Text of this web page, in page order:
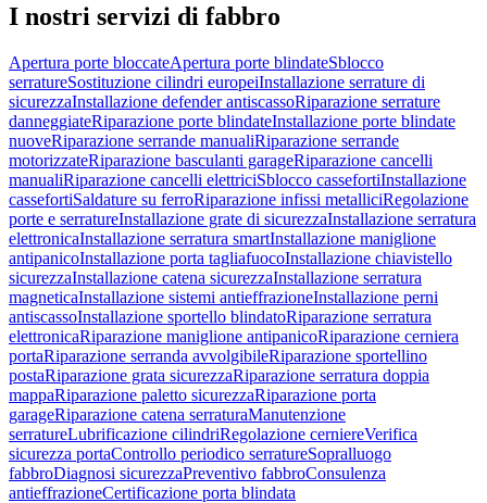
I nostri servizi di fabbro
Apertura porte bloccateApertura porte blindateSblocco
serratureSostituzione cilindri europeiInstallazione serrature di
sicurezzaInstallazione defender antiscassoRiparazione serrature
danneggiateRiparazione porte blindateInstallazione porte blindate
nuoveRiparazione serrande manualiRiparazione serrande
motorizzateRiparazione basculanti garageRiparazione cancelli
manualiRiparazione cancelli elettriciSblocco cassefortiInstallazione
cassefortiSaldature su ferroRiparazione infissi metalliciRegolazione
porte e serratureInstallazione grate di sicurezzaInstallazione serratura
elettronicaInstallazione serratura smartInstallazione maniglione
antipanicoInstallazione porta tagliafuocoInstallazione chiavistello
sicurezzaInstallazione catena sicurezzaInstallazione serratura
magneticaInstallazione sistemi antieffrazioneInstallazione perni
antiscassoInstallazione sportello blindatoRiparazione serratura
elettronicaRiparazione maniglione antipanicoRiparazione cerniera
portaRiparazione serranda avvolgibileRiparazione sportellino
postaRiparazione grata sicurezzaRiparazione serratura doppia
mappaRiparazione paletto sicurezzaRiparazione porta
garageRiparazione catena serraturaManutenzione
serratureLubrificazione cilindriRegolazione cerniereVerifica
sicurezza portaControllo periodico serratureSopralluogo
fabbroDiagnosi sicurezzaPreventivo fabbroConsulenza
antieffrazioneCertificazione porta blindata